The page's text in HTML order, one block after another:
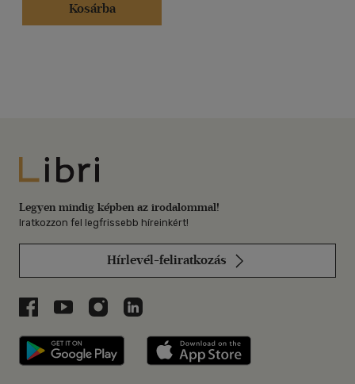
Kosárba
Libri
Legyen mindig képben az irodalommal!
Iratkozzon fel legfrissebb híreinkért!
Hírlevél-feliratkozás
Libri a Facebookon
Libri a Youtube-on
Libri az Instagramon
Libri a LinkedInen
Libri applikáció Szerezd meg: Google